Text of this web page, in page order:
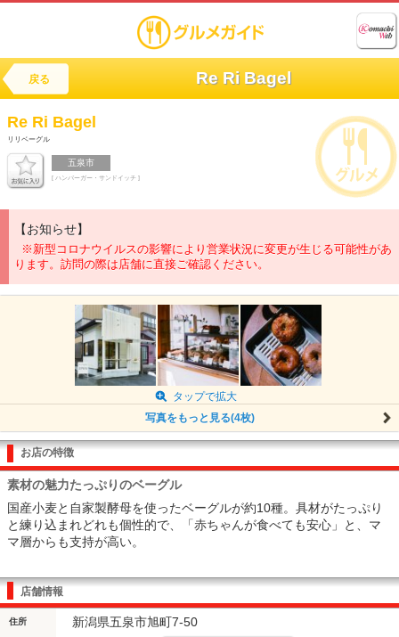
戻る Re Ri Bagel
Re Ri Bagel
リリベーグル
五泉市
[ ハンバーガー・サンドイッチ ]
【お知らせ】
※新型コロナウイルスの影響により営業状況に変更が生じる可能性があ
ります。訪問の際は店舗に直接ご確認ください。
タップで拡大
写真をもっと見る(4枚)
お店の特徴
素材の魅力たっぷりのベーグル
国産小麦と自家製酵母を使ったベーグルが約10種。具材がたっぷり
と練り込まれどれも個性的で、「赤ちゃんが食べても安心」と、マ
マ層からも支持が高い。
店舗情報
住所 新潟県五泉市旭町7-50